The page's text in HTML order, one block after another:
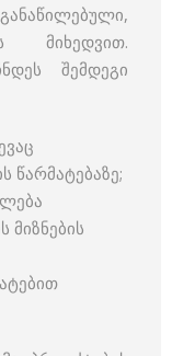
მიხედვით.
შემდეგი
წარმატებაზე;